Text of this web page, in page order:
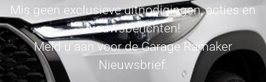
Mis geen exclusieve uitnodigingen, acties en
nieuwsberichten!
Meld u aan voor de Garage Ramaker
Nieuwsbrief.